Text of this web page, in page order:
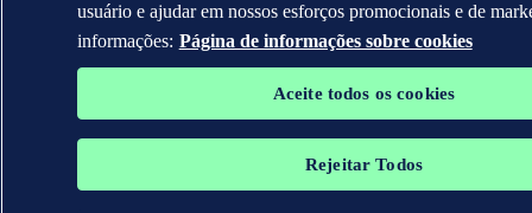
usuário e ajudar em nossos esforços promocionais e de
informações: Página de informações sobre cookies
Aceite todos os cookies
Rejeitar Todos